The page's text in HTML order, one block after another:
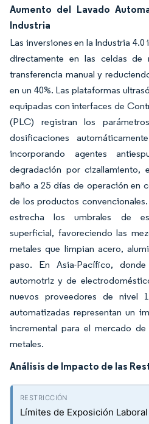
Aumento del Lavado
Industria
Las inversiones en la Industria
directamente en las celdas de
transferencia manual y
en un 40%. Las plataformas
equipadas con interfaces de
(PLC) registran los
dosificaciones
incorporando agentes
degradación por cizallamiento,
baño a 25 días de operación en
de los productos
estrecha los umbrales de
superficial, favoreciendo las
metales que limpian acero,
paso. En Asia-Pacífico,
automotriz y de
nuevos proveedores de nivel
automatizadas representan un
incremental para el mercado
metales.
Análisis de Impacto de las
Límites de Exposición